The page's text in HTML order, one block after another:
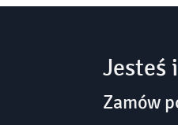
Jesteś
Zamów